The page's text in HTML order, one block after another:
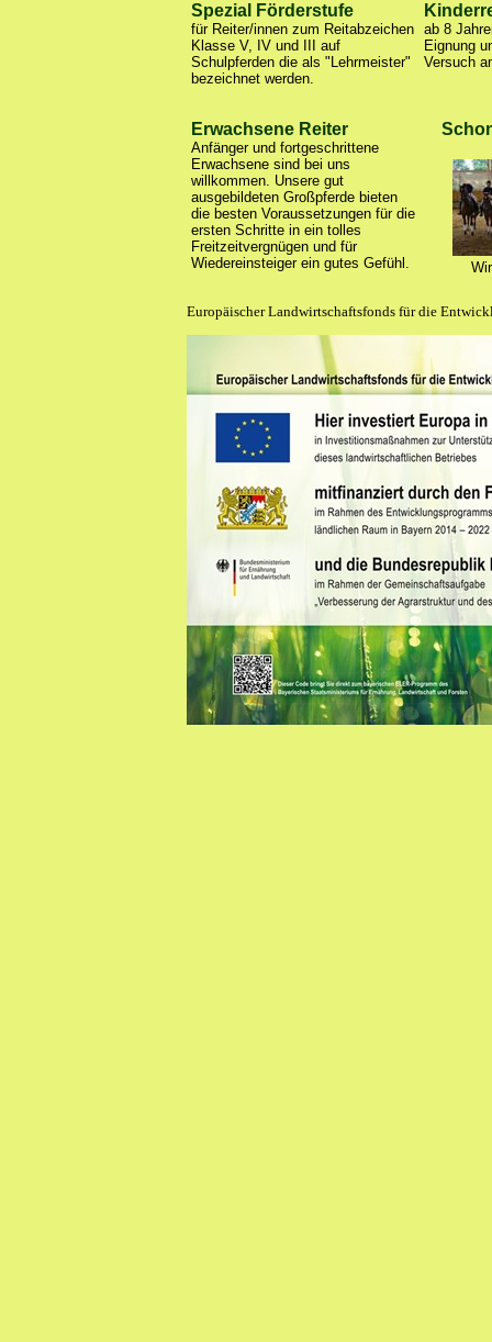
Spezial Förderstufe
für Reiter/innen zum Reitabzeichen
Klasse V, IV und III auf
Schulpferden die als "Lehrmeister"
bezeichnet werden.
ab 8
Eignung
Versuch
Erwachsene Reiter
Anfänger und fortgeschrittene
Erwachsene sind bei uns
willkommen. Unsere gut
ausgebildeten Großpferde bieten
die besten Voraussetzungen für die
ersten Schritte in ein tolles
Freitzeitvergnügen und für
Wiedereinsteiger ein gutes Gefühl.
Europäischer Landwirtschaftsfonds für die